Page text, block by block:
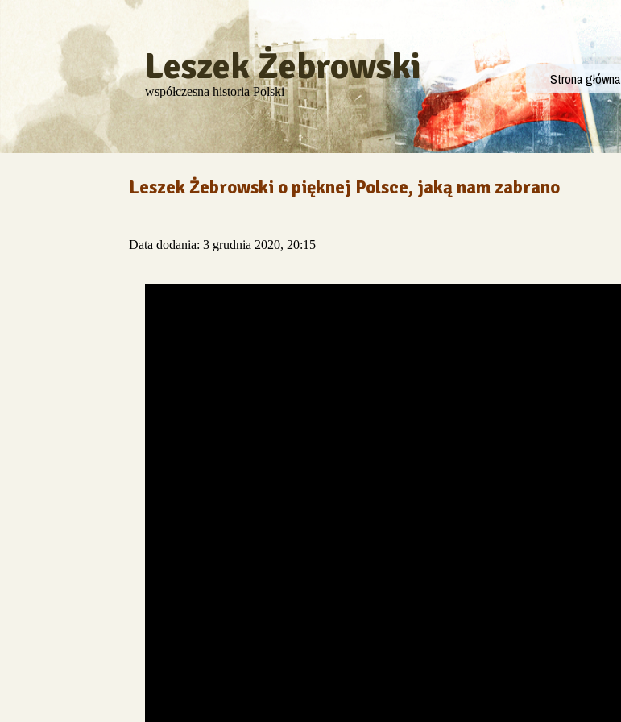
Leszek Żebrowski
współczesna historia Polski
Strona główna
Leszek Żebrowski o pięknej Polsce, jaką nam zabrano
Data dodania: 3 grudnia 2020, 20:15